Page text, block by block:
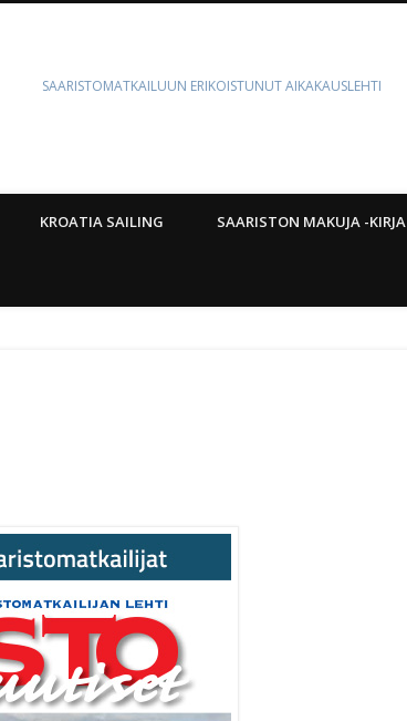
SAARISTOMATKAILUUN ERIKOISTUNUT AIKAKAUSLEHTI
KROATIA SAILING SAARISTON MAKUJA -KIRJA